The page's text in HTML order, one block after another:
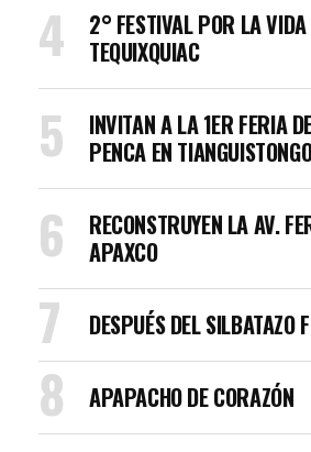
2° FESTIVAL POR LA VIDA
TEQUIXQUIAC
INVITAN A LA 1ER FERIA
PENCA EN
RECONSTRUYEN LA AV.
APAXCO
DESPUÉS DEL SILBATAZO
APAPACHO DE CORAZÓN